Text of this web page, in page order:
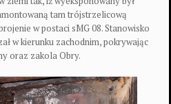
tam trójstrzelicową
w postaci sMG 08. Stanowisko
w kierunku zachodnim, pokrywając
oraz zakola Obry.